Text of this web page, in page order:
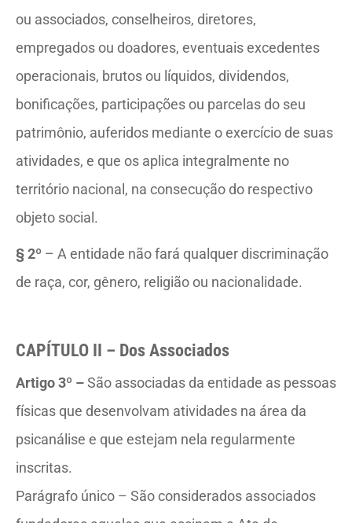
ou associados, conselheiros, diretores,
empregados ou doadores, eventuais excedentes
operacionais, brutos ou líquidos, dividendos,
bonificações, participações ou parcelas do seu
patrimônio, auferidos mediante o exercício de suas
atividades, e que os aplica integralmente no
território nacional, na consecução do respectivo
objeto social.
§ 2º – A entidade não fará qualquer discriminação
de raça, cor, gênero, religião ou nacionalidade.
CAPÍTULO II – Dos Associados
Artigo 3º –São associadas da entidade as pessoas
físicas que desenvolvam atividades na área da
psicanálise e que estejam nela regularmente
inscritas.
Parágrafo único – São considerados associados